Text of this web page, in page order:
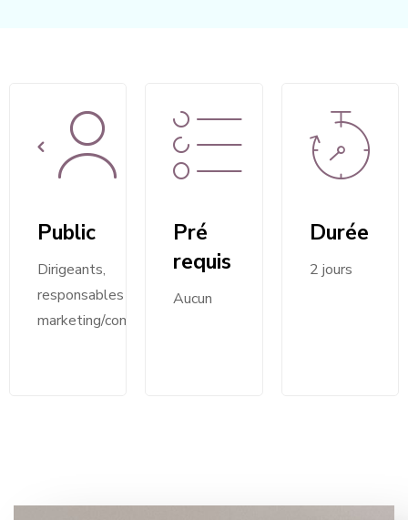
Public
Dirigeants,
responsables
marketing/communication.
Pré
requis
Aucun
Durée
2 jours